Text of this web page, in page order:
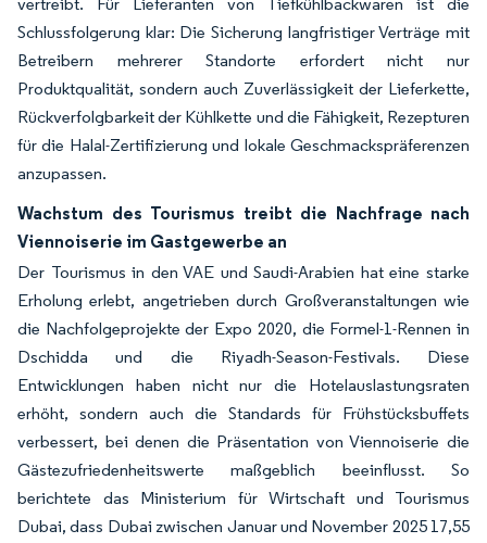
Schlussfolgerung klar: Die Sicherung langfristiger Verträge mit
Betreibern mehrerer Standorte erfordert nicht nur
Produktqualität, sondern auch Zuverlässigkeit der Lieferkette,
Rückverfolgbarkeit der Kühlkette und die Fähigkeit, Rezepturen
für die Halal-Zertifizierung und lokale Geschmackspräferenzen
anzupassen.
Wachstum des Tourismus treibt die Nachfrage nach
Viennoiserie im Gastgewerbe an
Der Tourismus in den VAE und Saudi-Arabien hat eine starke
Erholung erlebt, angetrieben durch Großveranstaltungen wie
die Nachfolgeprojekte der Expo 2020, die Formel-1-Rennen in
Dschidda und die Riyadh-Season-Festivals. Diese
Entwicklungen haben nicht nur die Hotelauslastungsraten
erhöht, sondern auch die Standards für Frühstücksbuffets
verbessert, bei denen die Präsentation von Viennoiserie die
Gästezufriedenheitswerte maßgeblich beeinflusst. So
berichtete das Ministerium für Wirtschaft und Tourismus
Dubai, dass Dubai zwischen Januar und November 2025 17,55